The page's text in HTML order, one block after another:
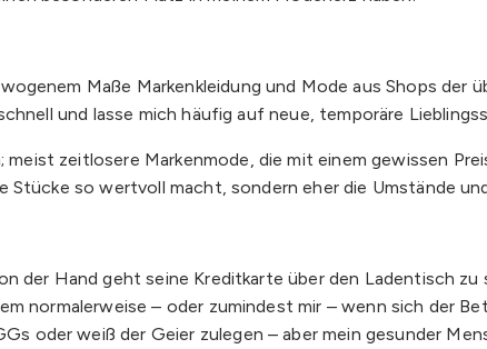
Maße Markenkleidung und Mode aus Shops der
und lasse mich häufig auf neue, temporäre
meist zeitlosere Markenmode, die mit einem gewissen
Stücke so wertvoll macht, sondern eher die Umstände
der Hand geht seine Kreditkarte über den Ladentisch
normalerweise – oder zumindest mir – wenn sich der
oder weiß der Geier zulegen – aber mein gesunder